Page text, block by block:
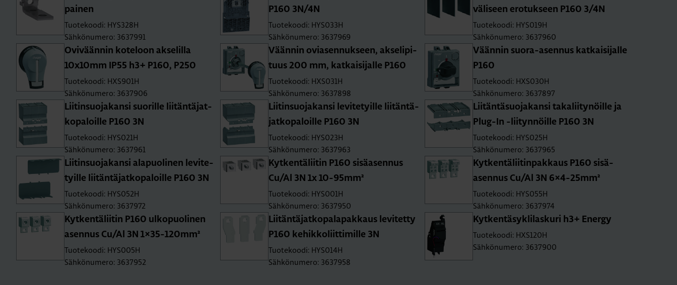
pai­nen
Tuotekoodi: HYS328H
Sähkönumero: 3637991
P160 3N/4N
Tuotekoodi: HYS033H
Sähkönumero: 3637969
vä­li­seen ero­tuk­seen P160 3/4N
Tuotekoodi: HYS019H
Sähkönumero: 3637960
Ovi­vään­nin ko­te­loon ak­se­lil­la
10x10mm IP55 h3+ P160, P250
Tuotekoodi: HXS901H
Sähkönumero: 3637906
Vään­nin ovia­sen­nuk­seen, ak­se­li­pi­
tuus 200 mm, kat­kai­si­jal­le P160
Tuotekoodi: HXS031H
Sähkönumero: 3637898
Vään­nin suo­ra-asen­nus kat­kai­si­jal­le
P160
Tuotekoodi: HXS030H
Sähkönumero: 3637897
Lii­tin­suo­ja­kan­si suo­ril­le lii­tän­tä­jat­
ko­pa­loil­le P160 3N
Tuotekoodi: HYS021H
Sähkönumero: 3637961
Lii­tin­suo­ja­kan­si le­vi­te­tyil­le lii­tän­tä­
jat­ko­pa­loil­le P160 3N
Tuotekoodi: HYS023H
Sähkönumero: 3637963
Lii­tän­tä­suo­ja­kan­si ta­ka­lii­ty­nöil­le ja
Plug-In -lii­tyn­nöil­le P160 3N
Tuotekoodi: HYS025H
Sähkönumero: 3637965
Lii­tin­suo­ja­kan­si ala­puo­li­nen le­vi­te­
tyil­le lii­tän­tä­jat­ko­pa­loil­le P160 3N
Tuotekoodi: HYS052H
Sähkönumero: 3637972
Kyt­ken­tä­lii­tin P160 si­sä­asen­nus
Cu/Al 3N 1x 10-95mm²
Tuotekoodi: HYS001H
Sähkönumero: 3637950
Kyt­ken­tä­lii­tin­pak­kaus P160 si­sä­
asen­nus Cu/Al 3N 6×4-25mm²
Tuotekoodi: HYS055H
Sähkönumero: 3637974
Kyt­ken­tä­lii­tin P160 ul­ko­puo­li­nen
asen­nus Cu/Al 3N 1×35-120mm²
Tuotekoodi: HYS005H
Sähkönumero: 3637952
Lii­tän­tä­jat­ko­pa­la­pak­kaus le­vi­tet­ty
P160 ke­hik­ko­liit­ti­mil­le 3N
Tuotekoodi: HYS014H
Sähkönumero: 3637958
Kyt­ken­tä­sykli­las­ku­ri h3+ Ener­gy
Tuotekoodi: HXS120H
Sähkönumero: 3637900